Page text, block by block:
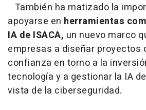
También ha matizado la
apoyarse en herramientas
IA de ISACA, un nuevo marco
empresas a diseñar proyectos
confianza en torno a la
tecnología y a gestionar la IA
vista de la ciberseguridad.